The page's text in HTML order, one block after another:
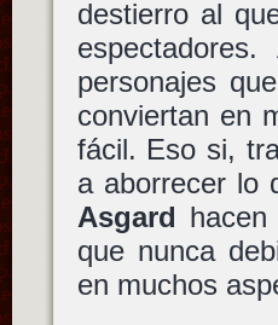
destierro al
personajes
conviertan en
fácil. Eso si,
a aborrecer lo
Asgard
que nunca
en muchos